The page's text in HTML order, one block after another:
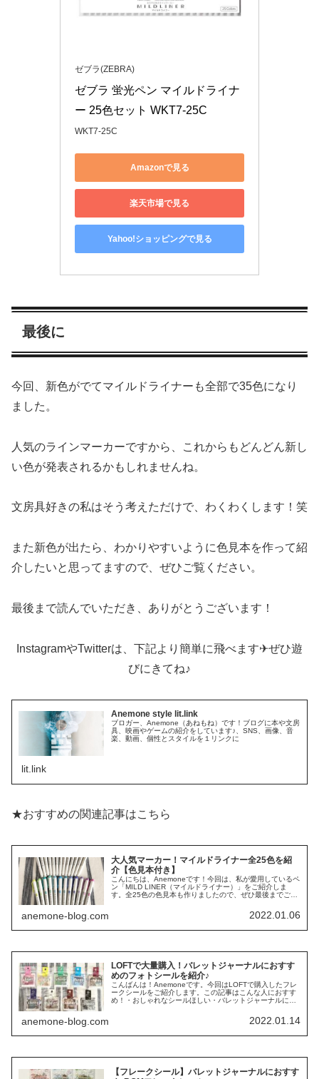
ゼブラ(ZEBRA)
ゼブラ 蛍光ペン マイルドライナ
ー 25色セット WKT7-25C
WKT7-25C
Amazonで見る
楽天市場で見る
Yahoo!ショッピングで見る
最後に
今回、新色がでてマイルドライナーも全部で35色になり
ました。
人気のラインマーカーですから、これからもどんどん新し
い色が発表されるかもしれませんね。
文房具好きの私はそう考えただけで、わくわくします！笑
また新色が出たら、わかりやすいように色見本を作って紹
介したいと思ってますので、ぜひご覧ください。
最後まで読んでいただき、ありがとうございます！
InstagramやTwitterは、下記より簡単に飛べます✈︎ぜひ遊
びにきてね♪
Anemone style lit.link
ブロガー、Anemone（あねもね）です！ブログに本や文房
具、映画やゲームの紹介をしています♪、SNS、画像、音
楽、動画、個性とスタイルを１リンクに
lit.link
★おすすめの関連記事はこちら
大人気マーカー！マイルドライナー全25色を紹
介【色見本付き】
こんにちは、Anemoneです！今回は、私が愛用しているペ
ン「MILD LINER（マイルドライナー）」をご紹介しま
す。全25色の色見本も作りましたので、ぜひ最後までご覧
anemone-blog.com 2022.01.06
LOFTで大量購入！バレットジャーナルにおすす
めのフォトシールを紹介♪
こんばんは！Anemoneです。今回はLOFTで購入したフレ
ークシールをご紹介します。この記事はこんな人におすす
め！・おしゃれなシールほしい・バレットジャーナルに使
anemone-blog.com 2022.01.14
【フレークシール】バレットジャーナルにおすす